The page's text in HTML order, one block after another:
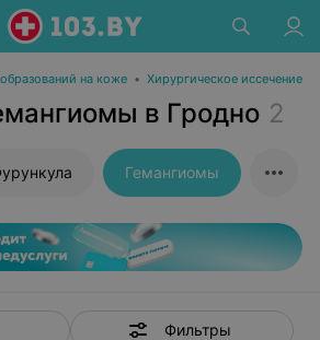
на коже • Хирургическое иссечение
в Гродно 2
Гемангиомы
Фильтры